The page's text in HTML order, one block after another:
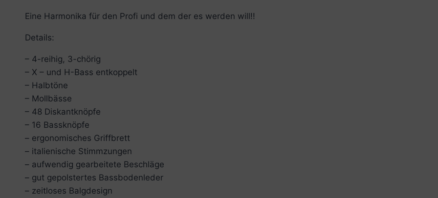
Eine Harmonika für den Profi und dem der es werden will!!
Details:
– 4-reihig, 3-chörig
– X – und H-Bass entkoppelt
– Halbtöne
– Mollbässe
– 48 Diskantknöpfe
– 16 Bassknöpfe
– ergonomisches Griffbrett
– italienische Stimmzungen
– aufwendig gearbeitete Beschläge
– gut gepolstertes Bassbodenleder
– zeitloses Balgdesign